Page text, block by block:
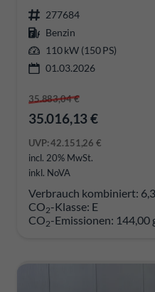
277684
Benzin
110 kW (150 PS)
01.03.2026
35.883,04 €
35.016,13 €
UVP:42.151,26 €
incl. 20% MwSt.
inkl. NoVA
Verbrauch kombiniert:
CO2-Klasse: E
CO2-Emissionen: 144,00